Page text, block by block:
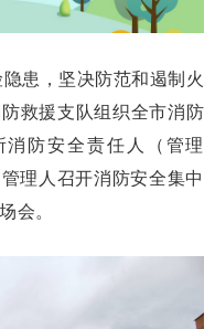
患，坚决防范和遏制火
救援支队组织全市消防
防安全责任人（管理
理人召开消防安全集中
会。